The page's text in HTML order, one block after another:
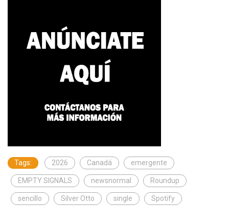
Tags: 2026 Canadá emergente
EMPTY SIGNALS newsnormal Roundup
sencillo Silver Otto single Spotify